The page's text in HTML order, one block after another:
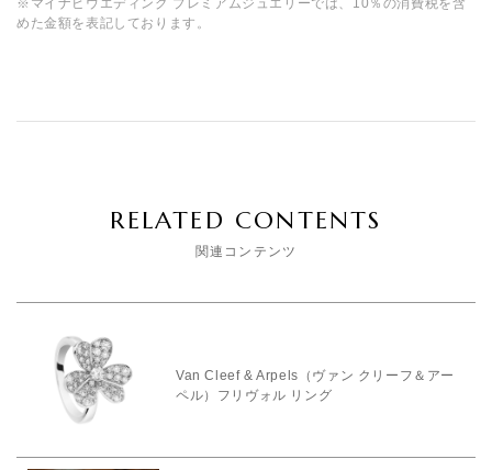
めた金額を表記しております。
RELATED CONTENTS
関連コンテンツ
Van Cleef & Arpels（ヴァン クリーフ＆アー
ペル）フリヴォル リング